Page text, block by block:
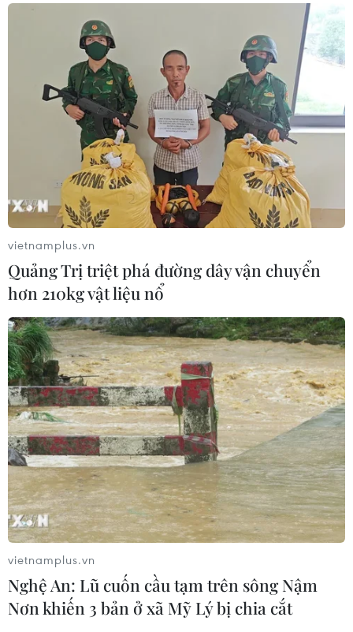
TIN CÙNG CHUYÊN MỤC
Trung Quốc nâng mức ứng phó khẩn
cấp với bão Dolphin
08/08/2026 07:10
Điện Biên từng bước hình thành thị
trường tín chỉ carbon rừng
vietnamplus.vn
Quảng Trị triệt phá đường dây vận chuyển
hơn 210kg vật liệu nổ
vietnamplus.vn
Nghệ An: Lũ cuốn cầu tạm trên sông Nậm
Nơn khiến 3 bản ở xã Mỹ Lý bị chia cắt